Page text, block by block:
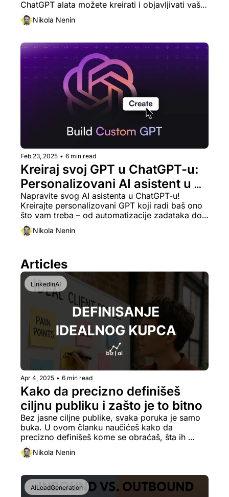
ChatGPT alata možete kreirati i objavljivati vaš
sadržaj dok se vi fokusirate na rast biznisa.
Nikola Nenin
Feb 23, 2025 • 6 min read
Kreiraj svoj GPT u ChatGPT-u:
Personalizovani AI asistent u
par jednostavnih koraka
Napravite svog AI asistenta u ChatGPT-u!
Kreirajte personalizovani GPT koji radi baš ono
što vam treba – od automatizacije zadataka do
kreiranja sadržaja.
Nikola Nenin
Articles
LinkedInAI
Apr 4, 2025 • 6 min read
Kako da precizno definišeš
ciljnu publiku i zašto je to bitno
Bez jasne ciljne publike, svaka poruka je samo
buka. U ovom članku naučićeš kako da
precizno definišeš kome se obraćaš, šta ih
pokreće i kako da ih pogodiš porukom koja
prodaje — bez suvišnog marketinškog vrtenja u
Nikola Nenin
AILeadGeneration